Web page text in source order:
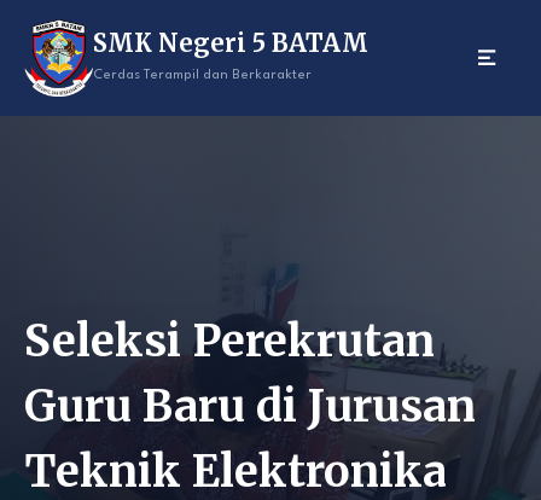
content
SMK Negeri 5 BATAM
Cerdas Terampil dan Berkarakter
Seleksi Perekrutan
Guru Baru di Jurusan
Teknik Elektronika